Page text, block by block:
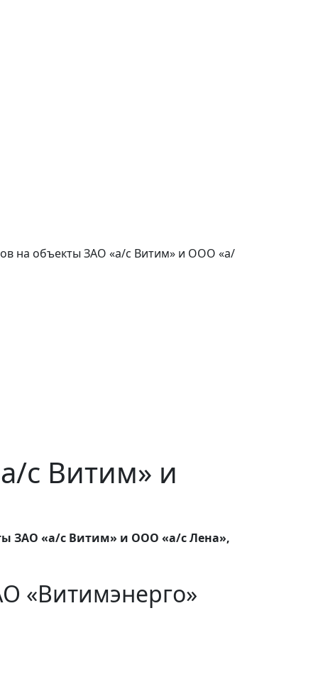
на объекты ЗАО «а/с Витим» и ООО «а/
с Витим» и
ЗАО «а/с Витим» и ООО «а/с Лена»,
«Витимэнерго»